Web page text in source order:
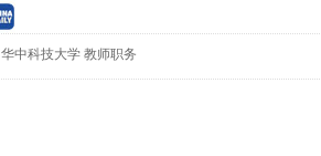
华中科技大学 教师职务